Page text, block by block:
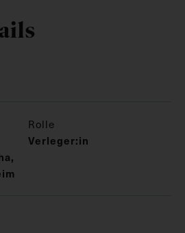
Rolle
Verleger:in